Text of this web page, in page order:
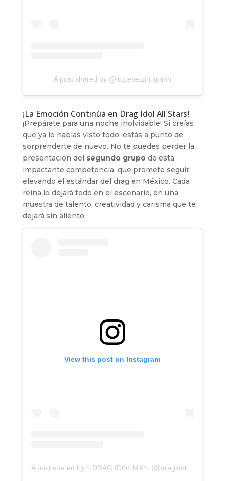
A post shared by @luztepetzin.kushh
¡La Emoción Continúa en Drag Idol All Stars!
¡Prepárate para una noche inolvidable! Si creías
que ya lo habías visto todo, estás a punto de
sorprenderte de nuevo. No te puedes perder la
presentación del segundo grupode esta
impactante competencia, que promete seguir
elevando el estándar del drag en México. Cada
reina lo dejará todo en el escenario, en una
muestra de talento, creatividad y carisma que te
dejará sin aliento.
View this post on Instagram